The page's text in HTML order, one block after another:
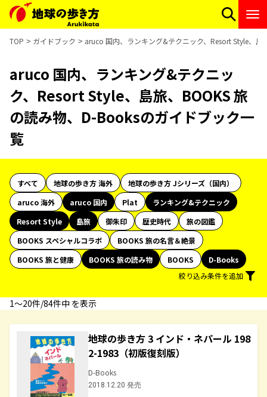
TOP ガイドブック aruco 国内、ランキング&テクニック、Resort Style、
aruco 国内、ランキング&テクニッ
ク、Resort Style、島旅、BOOKS 旅
の読み物、D-Booksのガイドブック一
覧
すべて 地球の歩き方 海外
地球の歩き方 Jシリーズ（国内）
aruco 海外
aruco 国内 Plat
ランキング&テクニック
Resort Style
島旅 御朱印 歴史時代
旅の図鑑
BOOKS スペシャルコラボ
BOOKS 旅の名言＆絶景
BOOKS 旅と健康
BOOKS 旅の読み物 BOOKS
D-Books
絞り込み条件を追加
1〜20件/84件中 を表示
地球の歩き方 3 インド・ネパール 198
2-1983（初版復刻版）
D-Books
2018.12.20 発売